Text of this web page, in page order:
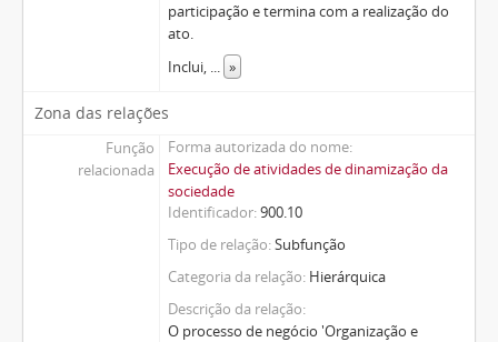
participação e termina com a realização do
ato.
Inclui, ... »
Zona das relações
Função
relacionada
Forma autorizada do nome
Execução de atividades de dinamização da
sociedade
Identificador 900.10
Tipo de relação Subfunção
Categoria da relação Hierárquica
Descrição da relação
O processo de negócio 'Organização e